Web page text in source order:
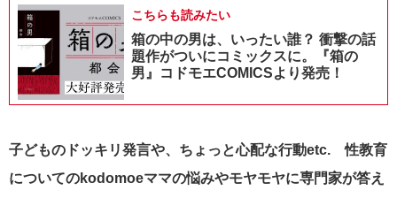
こちらも読みたい
箱の中の男は、いったい誰？ 衝撃の話
題作がついにコミックスに。『箱の
男』コドモエCOMICSより発売！
子どものドッキリ発言や、ちょっと心配な行動etc. 性教育
についてのkodomoeママの悩みやモヤモヤに専門家が答え